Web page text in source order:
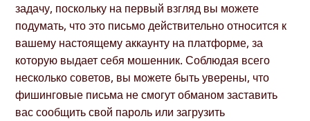
задачу, поскольку на первый взгляд вы можете
подумать, что это письмо действительно относится к
вашему настоящему аккаунту на платформе, за
которую выдает себя мошенник. Соблюдая всего
несколько советов, вы можете быть уверены, что
фишинговые письма не смогут обманом заставить
вас сообщить свой пароль или загрузить